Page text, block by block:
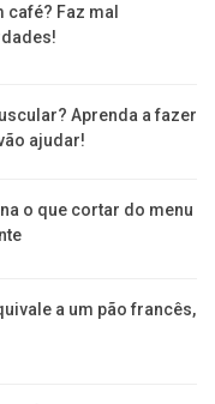
Faz mal
Aprenda a fazer
ajudar!
o que cortar do menu
a um pão francês,